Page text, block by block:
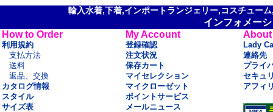
輸入水着,下着,インポートランジェリー,コスチュー
インフォメー
How to Order
利用規約
支払方法
送料
返品、交換
カタログ情報
スタイル
サイズ表
My Account
登録確認
注文状況
保存カート
マイセレクション
マイクローゼット
ポイントサービス
メールニュース
About
Lady
連絡先
プライ
セキュ
アフィ